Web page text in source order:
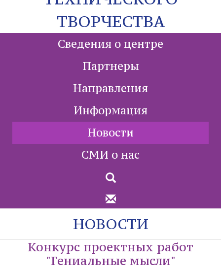
ТВОРЧЕСТВА
Сведения о центре
Партнеры
Направления
Информация
Новости
СМИ о нас
НОВОСТИ
Конкурс проектных работ
"Гениальные мысли"